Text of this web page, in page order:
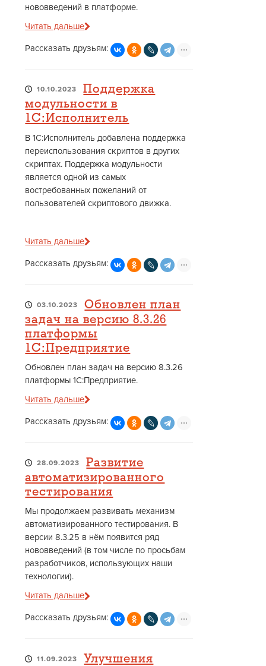
нововведений в платформе.
Читать дальше
Рассказать друзьям:
10.10.2023
Поддержка
модульности в
1С:Исполнитель
В 1С:Исполнитель добавлена поддержка
переиспользования скриптов в других
скриптах. Поддержка модульности
является одной из самых
востребованных пожеланий от
пользователей скриптового движка.
Читать дальше
Рассказать друзьям:
03.10.2023
Обновлен план
задач на версию 8.3.26
платформы
1С:Предприятие
Обновлен план задач на версию 8.3.26
платформы 1С:Предприятие.
Читать дальше
Рассказать друзьям:
28.09.2023
Развитие
автоматизированного
тестирования
Мы продолжаем развивать механизм
автоматизированного тестирования. В
версии 8.3.25 в нём появится ряд
нововведений (в том числе по просьбам
разработчиков, использующих наши
технологии).
Читать дальше
Рассказать друзьям:
11.09.2023 Улучшения